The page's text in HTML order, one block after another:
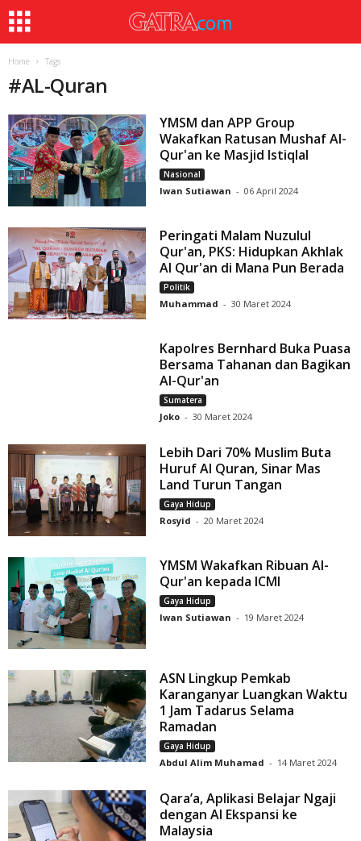
Home Tags
#AL-Quran
YMSM dan APP Group
Wakafkan Ratusan Mushaf Al-
Qur'an ke Masjid Istiqlal
Nasional
Iwan Sutiawan - 06 April 2024
Peringati Malam Nuzulul
Qur'an, PKS: Hidupkan Akhlak
Al Qur'an di Mana Pun Berada
Politik
Muhammad - 30 Maret 2024
Kapolres Bernhard Buka Puasa
Bersama Tahanan dan Bagikan
Al-Qur'an
Sumatera
Joko - 30 Maret 2024
Lebih Dari 70% Muslim Buta
Huruf Al Quran, Sinar Mas
Land Turun Tangan
Gaya Hidup
Rosyid - 20 Maret 2024
YMSM Wakafkan Ribuan Al-
Qur'an kepada ICMI
Gaya Hidup
Iwan Sutiawan - 19 Maret 2024
ASN Lingkup Pemkab
Karanganyar Luangkan Waktu
1 Jam Tadarus Selama
Ramadan
Gaya Hidup
Abdul Alim Muhamad - 14 Maret 2024
Qara’a, Aplikasi Belajar Ngaji
dengan AI Ekspansi ke
Malaysia